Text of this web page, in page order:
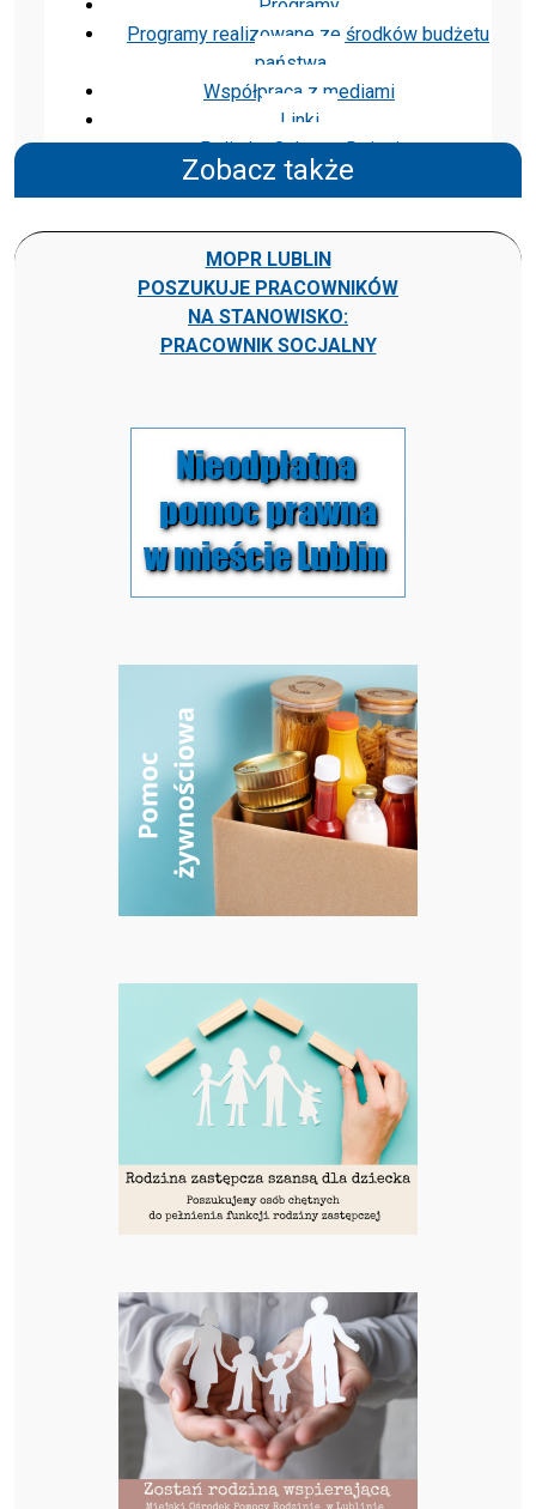
Programy
Programy realizowane ze środków budżetu
państwa
Współpraca z mediami
Linki
Polityka Ochrony Dzieci
Zobacz także
MOPR LUBLIN
POSZUKUJE PRACOWNIKÓW
NA STANOWISKO:
PRACOWNIK SOCJALNY